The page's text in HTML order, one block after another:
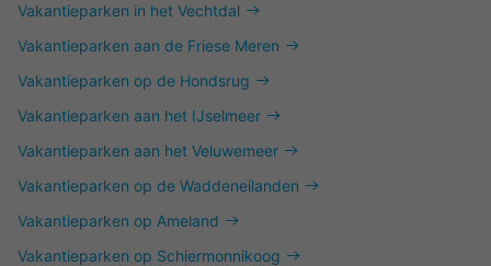
Vakantieparken in het Vechtdal
Vakantieparken aan de Friese Meren
Vakantieparken op de Hondsrug
Vakantieparken aan het IJselmeer
Vakantieparken aan het Veluwemeer
Vakantieparken op de Waddeneilanden
Vakantieparken op Ameland
Vakantieparken op Schiermonnikoog